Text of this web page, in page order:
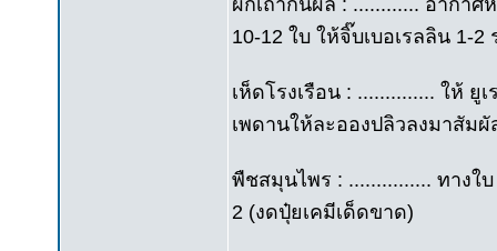
ผักเถากินผล : ............ อากา
10-12 ใบ ให้จิ๊บเบอเรลลิน 1-
เห็ดโรงเรือน : .............. ให้
เพดานให้ละอองปลิวลงมาสัมผั
พืชสมุนไพร : ............... ทางใ
2 (งดปุ๋ยเคมีเด็ดขาด)